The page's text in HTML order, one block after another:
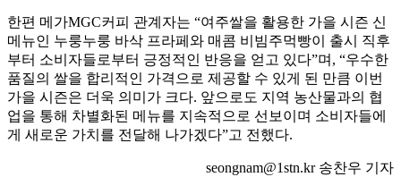
한편 메가MGC커피 관계자는 “여주쌀을 활용한 가을 시즌 신
메뉴인 누룽누룽 바삭 프라페와 매콤 비빔주먹빵이 출시 직후
부터 소비자들로부터 긍정적인 반응을 얻고 있다”며, “우수한
품질의 쌀을 합리적인 가격으로 제공할 수 있게 된 만큼 이번
가을 시즌은 더욱 의미가 크다. 앞으로도 지역 농산물과의 협
업을 통해 차별화된 메뉴를 지속적으로 선보이며 소비자들에
게 새로운 가치를 전달해 나가겠다”고 전했다.
seongnam@1stn.kr 송찬우 기자